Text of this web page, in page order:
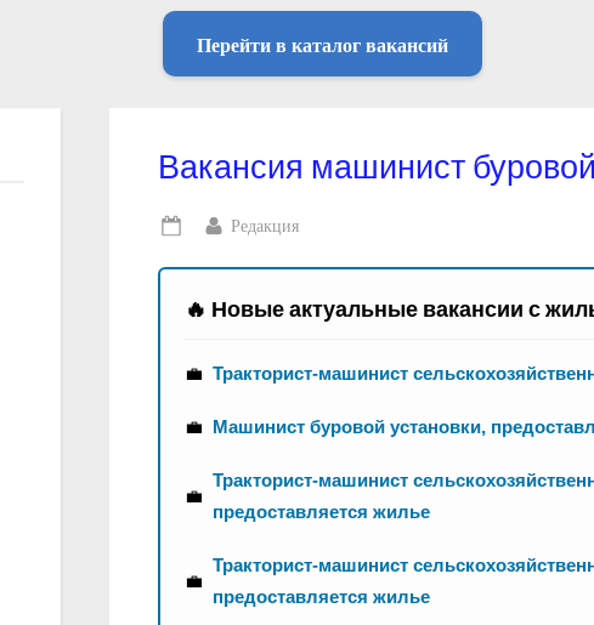
Перейти в каталог вакансий
Вакансия машинист
Posted
on
By
Редакция
🔥 Новые актуальные вакансии с
💼 Тракторист-машинист
💼 Машинист буровой установки,
💼
Тракторист-машинист
предоставляется жилье
💼
Тракторист-машинист
предоставляется жилье